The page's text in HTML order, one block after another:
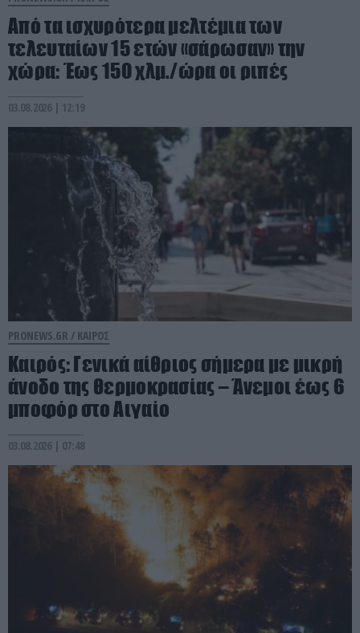
Από τα ισχυρότερα μελτέμια των
τελευταίων 15 ετών «σάρωσαν» την
χώρα: Έως 150 χλμ./ώρα οι ριπές
03.08.2026 | 12:19
PRONEWS.GR / ΚΑΙΡΟΣ
Καιρός: Γενικά αίθριος σήμερα με μικρή
άνοδο της θερμοκρασίας – Άνεμοι έως 6
μποφόρ στο Αιγαίο
03.08.2026 | 07:48